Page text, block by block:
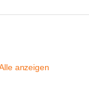
anzeigen